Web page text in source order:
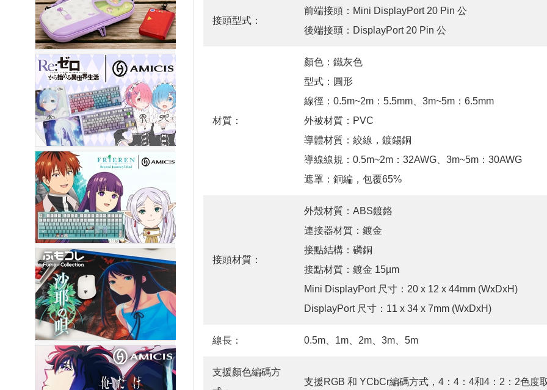
接頭型式：
前端接頭：Mini DisplayPort 20 Pin 公
後端接頭：DisplayPort 20 Pin 公
材質：
顏色：鐵灰色
型式：圓形
線徑：0.5m~2m：5.5mm、3m~5m：6.5mm
外被材質：PVC
導體材質：絞線，鍍錫銅
導線線規：0.5m~2m：32AWG、3m~5m：30AWG
遮罩：銅編，包覆65%
接頭材質：
外殼材質：ABS鍍鉻
連接器材質：鍍金
接點結構：磷銅
接點材質：鍍金 15µm
Mini DisplayPort 尺寸：20 x 12 x 44mm (WxDxH)
DisplayPort 尺寸：11 x 34 x 7mm (WxDxH)
線長： 0.5m、1m、2m、3m、5m
支援顏色編碼方
支援RGB 和 YCbCr編碼方式，4：4：4和4：2：2色度